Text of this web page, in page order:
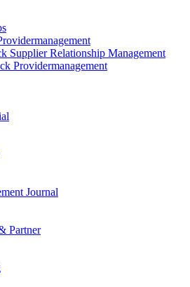
Supplier Relationship Management
Providermanagement
Journal
Partner